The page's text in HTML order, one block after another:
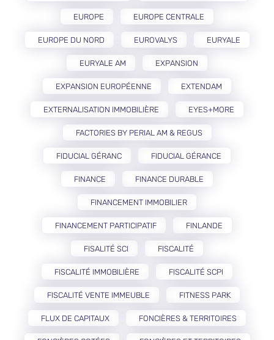
EUROPE EUROPE CENTRALE
EUROPE DU NORD EUROVALYS EURYALE
EURYALE AM EXPANSION
EXPANSION EUROPÉENNE EXTENDAM
EXTERNALISATION IMMOBILIÈRE EYES+MORE
FACTORIES BY PERIAL AM & REGUS
FIDUCIAL GÉRANC FIDUCIAL GÉRANCE
FINANCE FINANCE DURABLE
FINANCEMENT IMMOBILIER
FINANCEMENT PARTICIPATIF FINLANDE
FISALITÉ SCI FISCALITÉ
FISCALITÉ IMMOBILIÈRE FISCALITÉ SCPI
FISCALITÉ VENTE IMMEUBLE FITNESS PARK
FLUX DE CAPITAUX FONCIÈRES & TERRITOIRES